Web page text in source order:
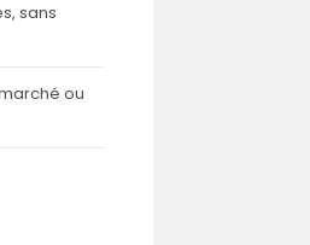
sans
ou